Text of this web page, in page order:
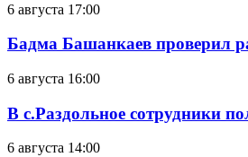
6 августа 17:00
Бадма Башанкаев проверил
6 августа 16:00
В с.Раздольное сотрудники
6 августа 14:00